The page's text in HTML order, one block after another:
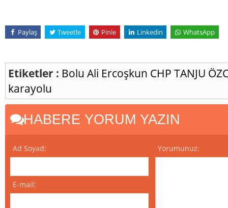
Paylaş Tweetle Pinle Linkedin WhatsApp
Etiketler : Bolu Ali Ercoşkun CHP TANJU
karayolu
HABERE YORUM YAZIN
Ad Soyad:
E-mail:
Yorumunuz: